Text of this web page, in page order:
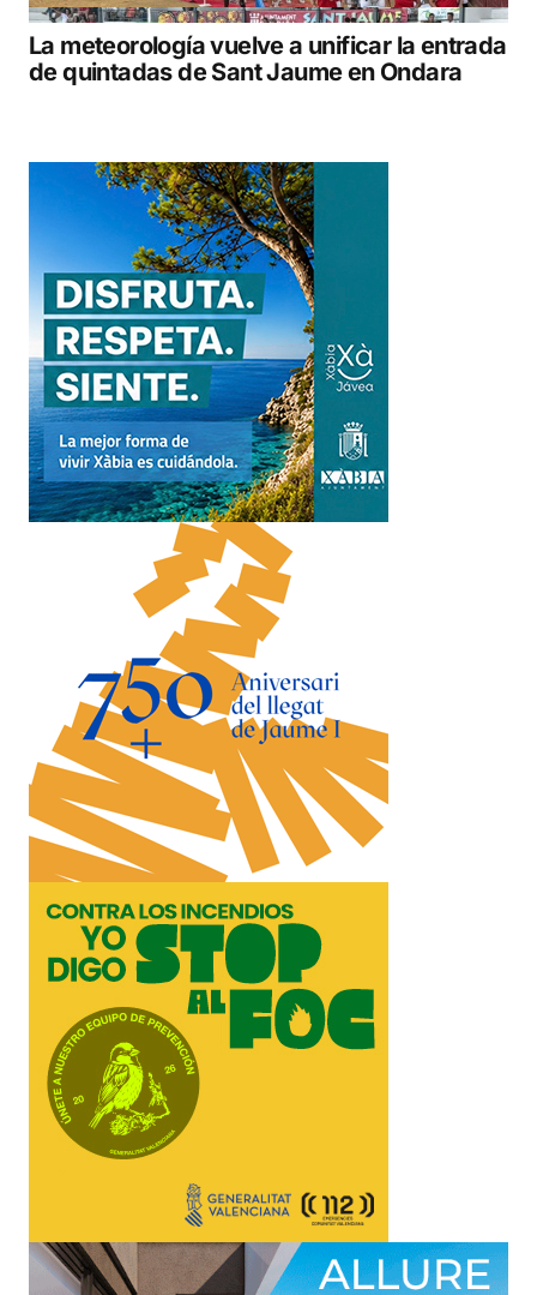
La meteorología vuelve a unificar la entrada
de quintadas de Sant Jaume en Ondara